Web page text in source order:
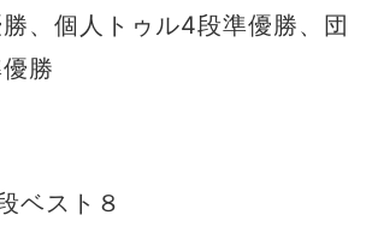
、個人トゥル4段準優勝、団
勝
ベスト８